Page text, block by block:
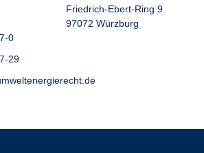
Friedrich-Ebert-Ring 9
97072 Würzburg
0
29